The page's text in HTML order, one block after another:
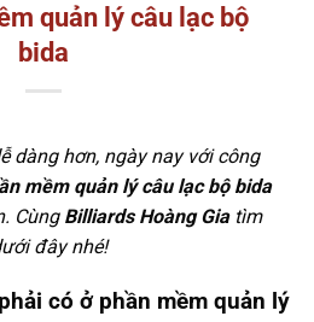
quản lý câu lạc bộ
bida
dàng hơn, ngày nay với công
mềm quản lý câu lạc bộ bida
Cùng Billiards Hoàng Giatìm
đây nhé!
có ở phần mềm quản lý